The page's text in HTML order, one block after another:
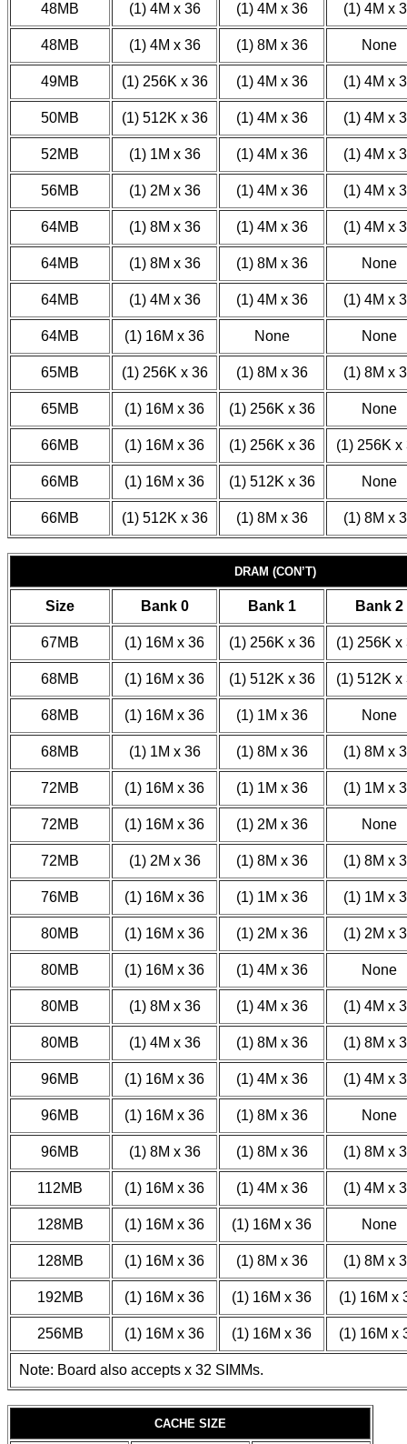
48MB (1) 4M x 36 (1) 4M x 36 (1) 4M x
48MB (1) 4M x 36 (1) 8M x 36 None
49MB (1) 256K x 36 (1) 4M x 36 (1) 4M x
50MB (1) 512K x 36 (1) 4M x 36 (1) 4M x
52MB (1) 1M x 36 (1) 4M x 36 (1) 4M x
56MB (1) 2M x 36 (1) 4M x 36 (1) 4M x
64MB (1) 8M x 36 (1) 4M x 36 (1) 4M x
64MB (1) 8M x 36 (1) 8M x 36 None
64MB (1) 4M x 36 (1) 4M x 36 (1) 4M x
64MB (1) 16M x 36 None None
65MB (1) 256K x 36 (1) 8M x 36 (1) 8M x
65MB (1) 16M x 36 (1) 256K x 36 None
66MB (1) 16M x 36 (1) 256K x 36 (1) 256K x
66MB (1) 16M x 36 (1) 512K x 36 None
66MB (1) 512K x 36 (1) 8M x 36 (1) 8M x
DRAM (CON’T)
Size Bank 0 Bank 1 Bank 2
67MB (1) 16M x 36 (1) 256K x 36 (1) 256K x
68MB (1) 16M x 36 (1) 512K x 36 (1) 512K x
68MB (1) 16M x 36 (1) 1M x 36 None
68MB (1) 1M x 36 (1) 8M x 36 (1) 8M x
72MB (1) 16M x 36 (1) 1M x 36 (1) 1M x
72MB (1) 16M x 36 (1) 2M x 36 None
72MB (1) 2M x 36 (1) 8M x 36 (1) 8M x
76MB (1) 16M x 36 (1) 1M x 36 (1) 1M x
80MB (1) 16M x 36 (1) 2M x 36 (1) 2M x
80MB (1) 16M x 36 (1) 4M x 36 None
80MB (1) 8M x 36 (1) 4M x 36 (1) 4M x
80MB (1) 4M x 36 (1) 8M x 36 (1) 8M x
96MB (1) 16M x 36 (1) 4M x 36 (1) 4M x
96MB (1) 16M x 36 (1) 8M x 36 None
96MB (1) 8M x 36 (1) 8M x 36 (1) 8M x
112MB (1) 16M x 36 (1) 4M x 36 (1) 4M x
128MB (1) 16M x 36 (1) 16M x 36 None
128MB (1) 16M x 36 (1) 8M x 36 (1) 8M x
192MB (1) 16M x 36 (1) 16M x 36 (1) 16M x
256MB (1) 16M x 36 (1) 16M x 36 (1) 16M x
Note: Board also accepts x 32 SIMMs.
CACHE SIZE